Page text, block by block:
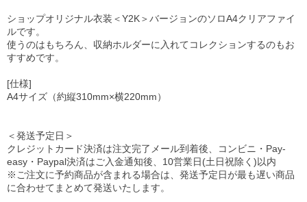
ショップオリジナル衣装＜Y2K＞バージョンのソロA4クリアファイ
ルです。
使うのはもちろん、収納ホルダーに入れてコレクションするのもお
すすめです。
[仕様]
A4サイズ（約縦310mm×横220mm）
＜発送予定日＞
クレジットカード決済は注文完了メール到着後、コンビニ・Pay-
easy・Paypal決済はご入金通知後、10営業日(土日祝除く)以内
※ご注文に予約商品が含まれる場合は、発送予定日が最も遅い商品
に合わせてまとめて発送いたします。